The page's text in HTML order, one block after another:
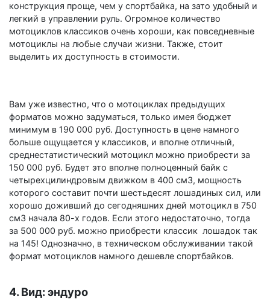
конструкция проще, чем у спортбайка, на зато удобный и
легкий в управлении руль. Огромное количество
мотоциклов классиков очень хороши, как повседневные
мотоциклы на любые случаи жизни. Также, стоит
выделить их доступность в стоимости.
Вам уже известно, что о мотоциклах предыдущих
форматов можно задуматься, только имея бюджет
минимум в 190 000 руб. Доступность в цене намного
больше ощущается у классиков, и вполне отличный,
среднестатистический мотоцикл можно приобрести за
150 000 руб. Будет это вполне полноценный байк с
четырехцилиндровым движком в 400 см3, мощность
которого составит почти шестьдесят лошадиных сил, или
хорошо доживший до сегодняшних дней мотоцикл в 750
см3 начала 80-х годов. Если этого недостаточно, тогда
за 500 000 руб. можно приобрести классик лошадок так
на 145! Однозначно, в техническом обслуживании такой
формат мотоциклов намного дешевле спортбайков.
4. Вид: эндуро